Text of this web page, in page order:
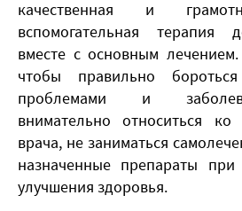
качественная и
вспомогательная терапия
вместе с основным
чтобы правильно
проблемами и
внимательно относиться ко
врача, не заниматься
назначенные препараты при
улучшения здоровья.